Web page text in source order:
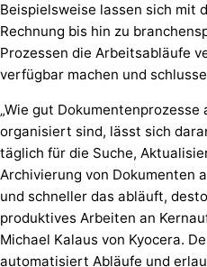
Beispielsweise lassen sich mit
Rechnung bis hin zu
Prozessen die Arbeitsabläufe
verfügbar machen und
„Wie gut
organisiert sind, lässt sich
täglich für die Suche,
Archivierung von Dokumenten
und schneller das abläuft,
produktives Arbeiten an
Michael Kalaus von Kyocera.
automatisiert Abläufe und